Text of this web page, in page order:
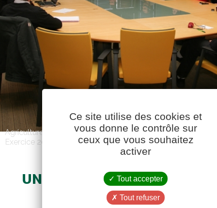
Agriculture Durable
Exercice 2012-2013
UNE GOUVERNANCE
Ce site utilise des cookies et
vous donne le contrôle sur
ceux que vous souhaitez
activer
Tout accepter
Tout refuser